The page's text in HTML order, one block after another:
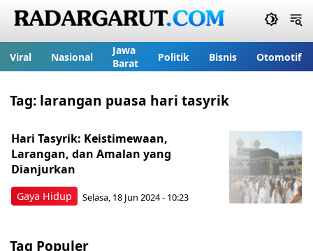
Viral Nasional
Jawa
Barat
Politik Bisnis Otomotif
Tag: larangan puasa hari tasyrik
Gaya Hidup
Hari Tasyrik: Keistimewaan,
Larangan, dan Amalan yang
Dianjurkan
Selasa, 18 Jun 2024 - 10:23
Tag Populer